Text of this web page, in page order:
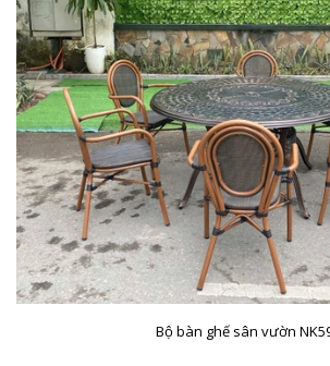
Bộ bàn ghế sân vườn